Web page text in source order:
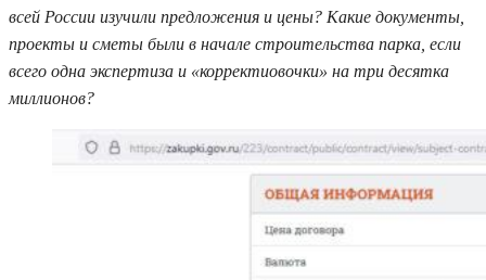
всей России изучили предложения и цены? Какие документы,
проекты и сметы были в начале строительства парка, если
всего одна экспертиза и «корректиовочки» на три десятка
миллионов?